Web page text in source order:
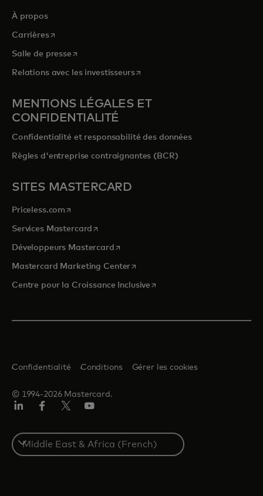
À propos
Carrièress’ouvre dans un nouvel onglet
Salle de presses’ouvre dans un nouvel onglet
Relations avec les investisseurss’ouvre dans un nouvel onglet
MENTIONS LÉGALES ET
CONFIDENTIALITÉ
Confidentialité et responsabilité des données
Règles d'entreprise contraignantes (BCR)
SITES MASTERCARD
Priceless.com s’ouvre dans un nouvel onglet
Services Mastercard s’ouvre dans un nouvel onglet
Développeurs Mastercards’ouvre dans un nouvel onglet
Mastercard Marketing Centers’ouvre dans un nouvel onglet
Centre pour la Croissance Inclusive s’ouvre dans un nouvel
© 1994-2026 Mastercard.
Confidentialité Conditions Gérer les cookies
Select
a
country